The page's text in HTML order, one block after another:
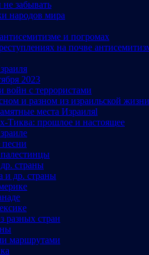
забывать
народов мира
и погромах
на почве
2023
войн с террористами
и разном из израильской жизни
места Израиляl
Тиква: прошлое и настоящее
песни
страны
и др. страны
разных стран
маршрутами